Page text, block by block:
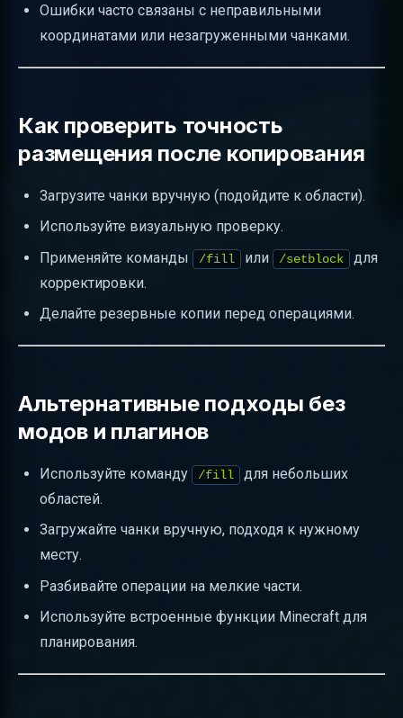
Ошибки часто связаны с неправильными
координатами или незагруженными чанками.
Как проверить точность
размещения после копирования
Загрузите чанки вручную (подойдите к области).
Используйте визуальную проверку.
Применяйте команды
/fill или /setblock
для
корректировки.
Делайте резервные копии перед операциями.
Альтернативные подходы без
модов и плагинов
Используйте команду /fill
для небольших
областей.
Загружайте чанки вручную, подходя к нужному
месту.
Разбивайте операции на мелкие части.
Используйте встроенные функции Minecraft для
планирования.